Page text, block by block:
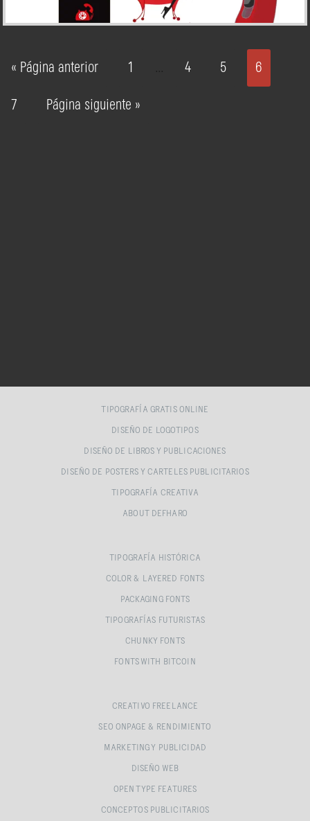
« Página anterior 1 4 5 6
7 Página siguiente »
TIPOGRAFÍA GRATIS ONLINE
DISEÑO DE LOGOTIPOS
DISEÑO DE LIBROS Y PUBLICACIONES
DISEÑO DE POSTERS Y CARTELES PUBLICITARIOS
TIPOGRAFÍA CREATIVA
ABOUT DEFHARO
TIPOGRAFÍA HISTÓRICA
COLOR & LAYERED FONTS
PACKAGING FONTS
TIPOGRAFÍAS FUTURISTAS
CHUNKY FONTS
FONTS WITH BITCOIN
CREATIVO FREELANCE
SEO ONPAGE & RENDIMIENTO
MARKETING Y PUBLICIDAD
DISEÑO WEB
OPEN TYPE FEATURES
CONCEPTOS PUBLICITARIOS